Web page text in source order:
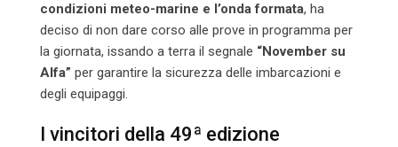
condizioni meteo-marine e l’onda formata, ha
deciso di non dare corso alle prove in programma per
la giornata, issando a terra il segnale “November su
Alfa” per garantire la sicurezza delle imbarcazioni e
degli equipaggi.
I vincitori della 49ª edizione